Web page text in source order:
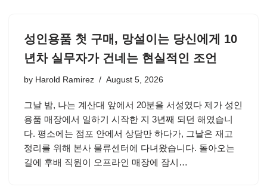
성인용품 첫 구매, 망설이는 당신에게 10
년차 실무자가 건네는 현실적인 조언
by Harold Ramirez August 5, 2026
그날 밤, 나는 계산대 앞에서 20분을 서성였다 제가 성인
용품 매장에서 일하기 시작한 지 3년째 되던 해였습니
다. 평소에는 점포 안에서 상담만 하다가, 그날은 재고
정리를 위해 본사 물류센터에 다녀왔습니다. 돌아오는
길에 후배 직원이 오프라인 매장에 잠시…